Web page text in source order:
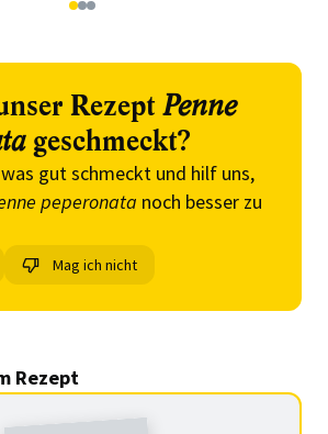
123
Rezept Penne
geschmeckt?
gut schmeckt und hilf uns,
peperonata noch besser zu
Mag ich nicht
Rezept